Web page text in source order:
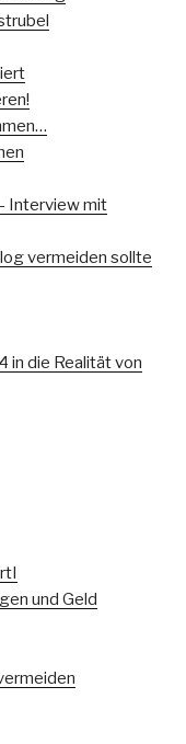
Interview mit
vermeiden sollte
in die Realität von
und Geld